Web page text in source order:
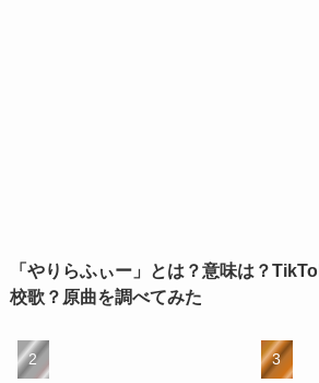
「やりらふぃー」とは？意味は？
校歌？原曲を調べてみた